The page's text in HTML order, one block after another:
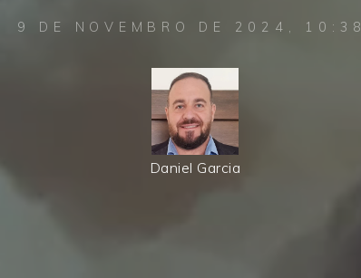
9 DE NOVEMBRO DE 2024, 10:38
Daniel Garcia